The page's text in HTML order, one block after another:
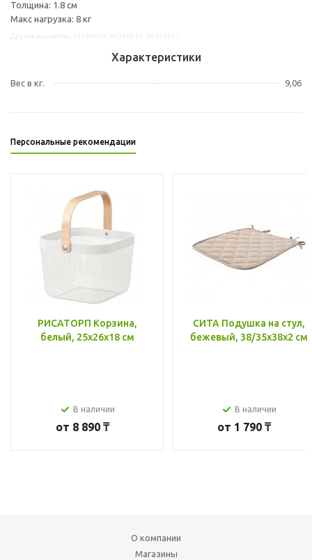
Толщина: 1.8 см
Макс нагрузка: 8 кг
Характеристики
Вес в кг. 9,06
Персональные рекомендации
РИСАТОРП Корзина,
белый, 25x26x18 см
В наличии
от 8 890 ₸
СИТА Подушка на стул,
бежевый, 38/35x38x2 см
В наличии
от 1 790 ₸
О компании
Магазины